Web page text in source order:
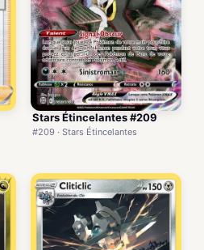
Stars Étincelantes #209
#209 · Stars Étincelantes